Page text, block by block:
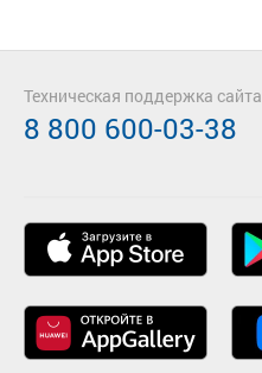
Техническая поддержка сайта
8 800 600-03-38